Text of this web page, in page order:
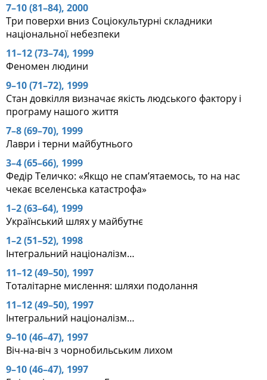
7–10 (81–84), 2000
Три поверхи вниз Соціокультурні складники
національної небезпеки
11–12 (73–74), 1999
Феномен людини
9–10 (71–72), 1999
Стан довкілля визначає якість людського фактору і
програму нашого життя
7–8 (69–70), 1999
Лаври і терни майбутнього
3–4 (65–66), 1999
Федір Теличко: «Якщо не спам’ятаемось, то на нас
чекає вселенська катастрофа»
1–2 (63–64), 1999
Український шлях у майбутнє
1–2 (51–52), 1998
Інтегральний націоналізм…
11–12 (49–50), 1997
Тоталітарне мислення: шляхи подолання
11–12 (49–50), 1997
Інтегральний націоналізм…
9–10 (46–47), 1997
Віч-на-віч з чорнобильським лихом
9–10 (46–47), 1997